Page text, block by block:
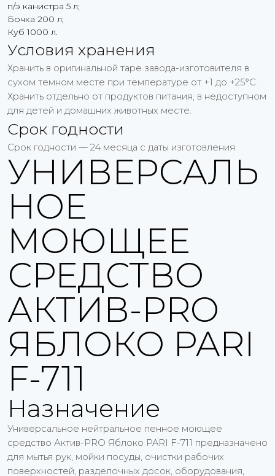
п/э канистра 5 л;
Бочка 200 л;
Куб 1000 л.
Условия хранения
Хранить в оригинальной таре завода-изготовителя в
сухом темном месте при температуре от +1 до +25°С.
Хранить отдельно от продуктов питания, в недоступном
для детей и домашних животных месте.
Срок годности
Срок годности — 24 месяца с даты изготовления.
УНИВЕРСАЛЬ
НОЕ
МОЮЩЕЕ
СРЕДСТВО
АКТИВ-PRO
ЯБЛОКО PARI
F-711
Назначение
Универсальное нейтральное пенное моющее
средство Актив-PRO Яблоко PARI F-711 предназначено
для мытья рук, мойки посуды, очистки рабочих
поверхностей, разделочных досок, оборудования,